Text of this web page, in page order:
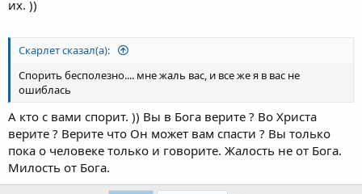
их. ))
Скарлет сказал(а):
Спорить бесполезно.... мне жаль вас, и все же я в вас не
ошиблась
А кто с вами спорит. )) Вы в Бога верите ? Во Христа
верите ? Верите что Он может вам спасти ? Вы только
пока о человеке только и говорите. Жалость не от Бога.
Милость от Бога.